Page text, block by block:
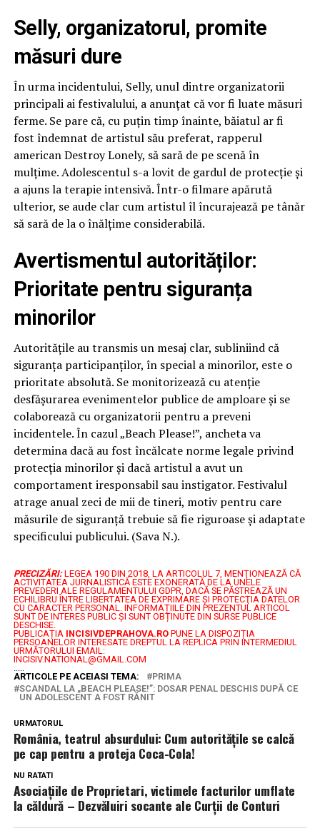
Selly, organizatorul, promite
măsuri dure
În urma incidentului, Selly, unul dintre organizatorii
principali ai festivalului, a anunțat că vor fi luate măsuri
ferme. Se pare că, cu puțin timp înainte, băiatul ar fi
fost îndemnat de artistul său preferat, rapperul
american Destroy Lonely, să sară de pe scenă în
mulțime. Adolescentul s-a lovit de gardul de protecție și
a ajuns la terapie intensivă. Într-o filmare apărută
ulterior, se aude clar cum artistul îl încurajează pe tânăr
să sară de la o înălțime considerabilă.
Avertismentul autorităților:
Prioritate pentru siguranța
minorilor
Autoritățile au transmis un mesaj clar, subliniind că
siguranța participanților, în special a minorilor, este o
prioritate absolută. Se monitorizează cu atenție
desfășurarea evenimentelor publice de amploare și se
colaborează cu organizatorii pentru a preveni
incidentele. În cazul „Beach Please!”, ancheta va
determina dacă au fost încălcate norme legale privind
protecția minorilor și dacă artistul a avut un
comportament iresponsabil sau instigator. Festivalul
atrage anual zeci de mii de tineri, motiv pentru care
măsurile de siguranță trebuie să fie riguroase și adaptate
specificului publicului. (Sava N.).
PRECIZĂRI: LEGEA 190 DIN 2018, LA ARTICOLUL 7, MENŢIONEAZĂ CĂ
ACTIVITATEA JURNALISTICĂ ESTE EXONERATĂ DE LA UNELE
PREVEDERI ALE REGULAMENTULUI GDPR, DACĂ SE PĂSTREAZĂ UN
ECHILIBRU ÎNTRE LIBERTATEA DE EXPRIMARE ŞI PROTECŢIA DATELOR
CU CARACTER PERSONAL. INFORMAȚIILE DIN PREZENTUL ARTICOL
SUNT DE INTERES PUBLIC ȘI SUNT OBȚINUTE DIN SURSE PUBLICE
DESCHISE.
PUBLICAȚIA INCISIVDEPRAHOVA.ROPUNE LA DISPOZIȚIA
PERSOANELOR INTERESATE DREPTUL LA REPLICA PRIN INTERMEDIUL
URMĂTORULUI EMAIL:
INCISIV.NATIONAL@GMAIL.COM
.....
ARTICOLE PE ACEIASI TEMA:
PRIMA
SCANDAL LA „BEACH PLEASE!”: DOSAR PENAL DESCHIS DUPĂ CE
UN ADOLESCENT A FOST RĂNIT
URMATORUL
România, teatrul absurdului: Cum autoritățile se calcă
pe cap pentru a proteja Coca-Cola!
NU RATATI
Asociațiile de Proprietari, victimele facturilor umflate
la căldură – Dezvăluiri socante ale Curții de Conturi